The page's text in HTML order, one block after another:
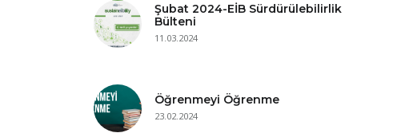
Şubat 2024-EİB Sürdürülebilirlik
Bülteni
11.03.2024
Öğrenmeyi Öğrenme
23.02.2024